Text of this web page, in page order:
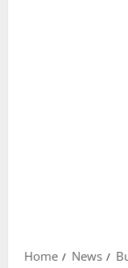
Home News